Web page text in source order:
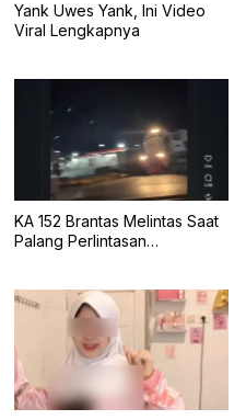
Yank Uwes Yank, Ini Video
Viral Lengkapnya
KA 152 Brantas Melintas Saat
Palang Perlintasan